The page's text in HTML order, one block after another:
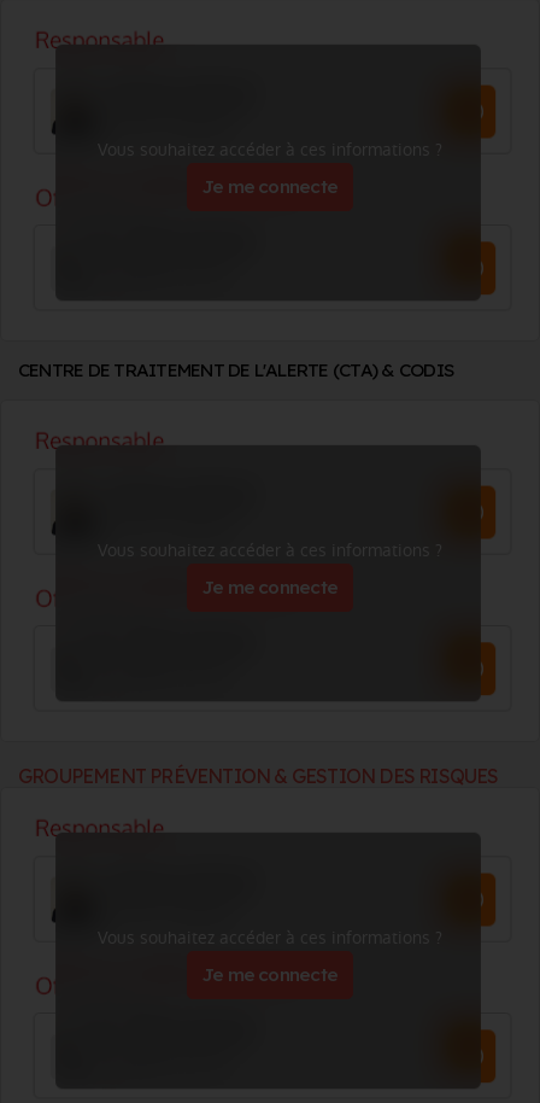
Vous souhaitez accéder à ces informations ?
Je me connecte
CENTRE DE TRAITEMENT DE L'ALERTE (CTA) & CODIS
Vous souhaitez accéder à ces informations ?
Je me connecte
GROUPEMENT PRÉVENTION & GESTION DES RISQUES
Vous souhaitez accéder à ces informations ?
Je me connecte